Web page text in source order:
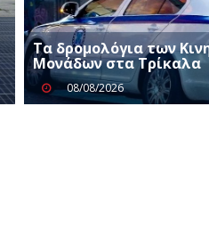
Τα δρομολόγια των
Μονάδων στα Τρίκαλα
08/08/2026